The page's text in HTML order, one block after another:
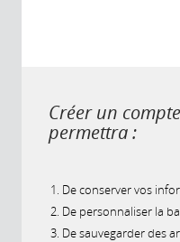
Créer un
permettra :
De conserver vos
De personnaliser la
De sauvegarder des